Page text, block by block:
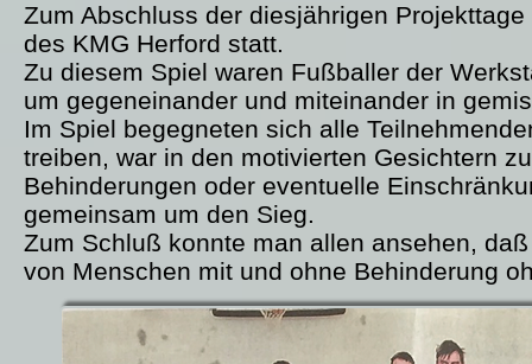
Zum Abschluss der diesjährigen
des KMG Herford statt.
Zu diesem Spiel waren Fußballer der
um gegeneinander und miteinander in
Im Spiel begegneten sich alle
treiben, war in den motivierten Gesichtern
Behinderungen oder eventuelle
gemeinsam um den Sieg.
Zum Schluß konnte man allen ansehen,
von Menschen mit und ohne Behinderung